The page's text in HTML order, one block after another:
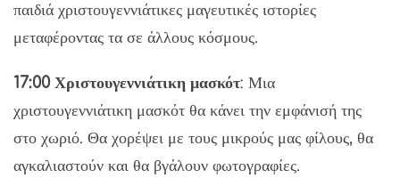
παιδιά χριστουγεννιάτικες μαγευτικές ιστορίες
μεταφέροντας τα σε άλλους κόσμους.
17:00 Χριστουγεννιάτικη μασκότ: Μια
χριστουγεννιάτικη μασκότ θα κάνει την εμφάνισή της
στο χωριό. Θα χορέψει με τους μικρούς μας φίλους, θα
αγκαλιαστούν και θα βγάλουν φωτογραφίες.